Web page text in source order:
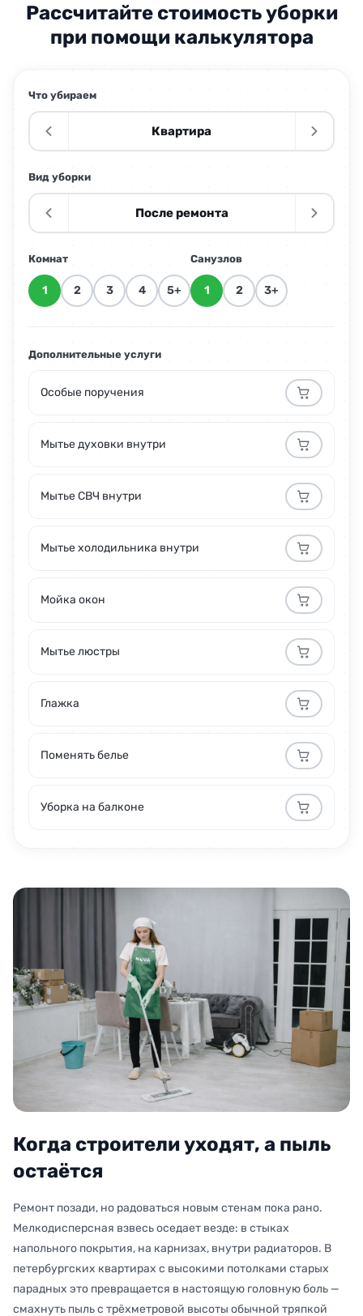
Рассчитайте стоимость уборки
при помощи калькулятора
Что убираем
Квартира
Вид уборки
После ремонта
Комнат
1 2 3 4 5+
Санузлов
1 2 3+
Дополнительные услуги
Особые поручения
Мытье духовки внутри
Мытье СВЧ внутри
Мытье холодильника внутри
Мойка окон
Мытье люстры
Глажка
Поменять белье
Уборка на балконе
Когда строители уходят, а пыль
остаётся
Ремонт позади, но радоваться новым стенам пока рано.
Мелкодисперсная взвесь оседает везде: в стыках
напольного покрытия, на карнизах, внутри радиаторов. В
петербургских квартирах с высокими потолками старых
парадных это превращается в настоящую головную боль —
смахнуть пыль с трёхметровой высоты обычной тряпкой